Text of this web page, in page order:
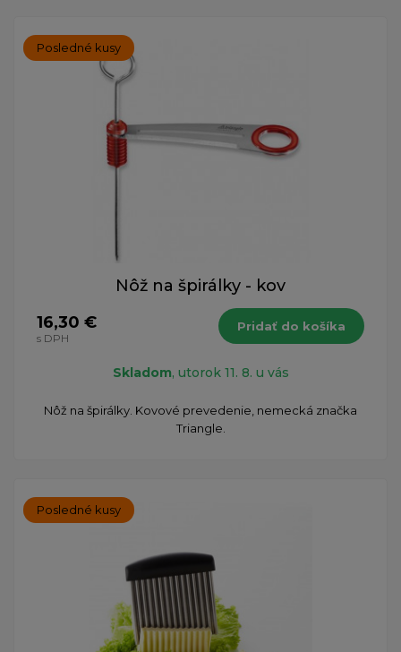
Posledné kusy
Nôž na špirálky - kov
16,30 €
s DPH
Pridať do košíka
Skladom, utorok 11. 8. u vás
Nôž na špirálky. Kovové prevedenie, nemecká značka
Triangle.
Posledné kusy